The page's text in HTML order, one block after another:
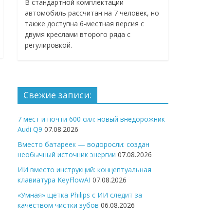
В стандартной комплектации
автомобиль рассчитан на 7 человек, но
также доступна 6-местная версия с
двумя креслами второго ряда с
регулировкой.
Свежие записи:
7 мест и почти 600 сил: новый внедорожник
Audi Q9 07.08.2026
Вместо батареек — водоросли: создан
необычный источник энергии 07.08.2026
ИИ вместо инструкций: концептуальная
клавиатура KeyFlowAI 07.08.2026
«Умная» щётка Philips с ИИ следит за
качеством чистки зубов 06.08.2026